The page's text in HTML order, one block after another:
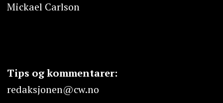
Mickael Carlson
Tips og kommentarer:
redaksjonen@cw.no